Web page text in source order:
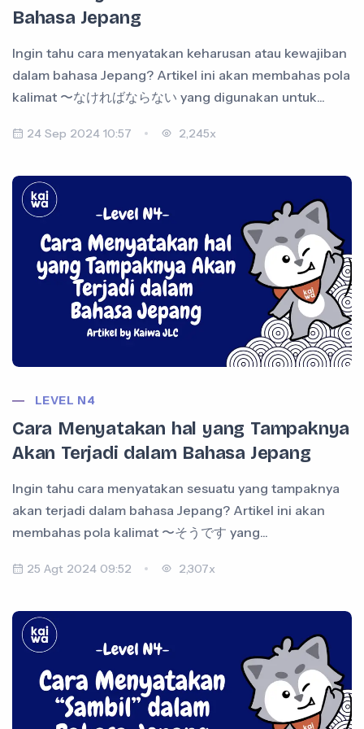
Bahasa Jepang
Ingin tahu cara menyatakan keharusan atau kewajiban
dalam bahasa Jepang? Artikel ini akan membahas pola
kalimat 〜なければならない yang digunakan untuk...
24 Sep 2024 10:57 2,245x
LEVEL N4
Cara Menyatakan hal yang Tampaknya
Akan Terjadi dalam Bahasa Jepang
Ingin tahu cara menyatakan sesuatu yang tampaknya
akan terjadi dalam bahasa Jepang? Artikel ini akan
membahas pola kalimat 〜そうです yang...
25 Agt 2024 09:52 2,307x